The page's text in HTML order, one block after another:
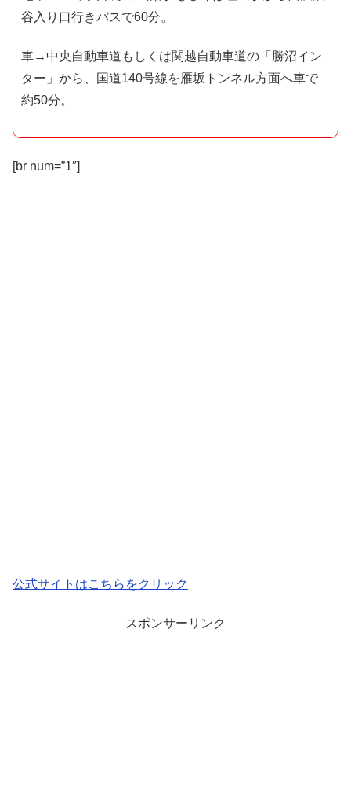
谷入り口行きバスで60分。
車→中央自動車道もしくは関越自動車道の「勝沼イン
ター」から、国道140号線を雁坂トンネル方面へ車で
約50分。
[br num=”1″]
公式サイトはこちらをクリック
スポンサーリンク